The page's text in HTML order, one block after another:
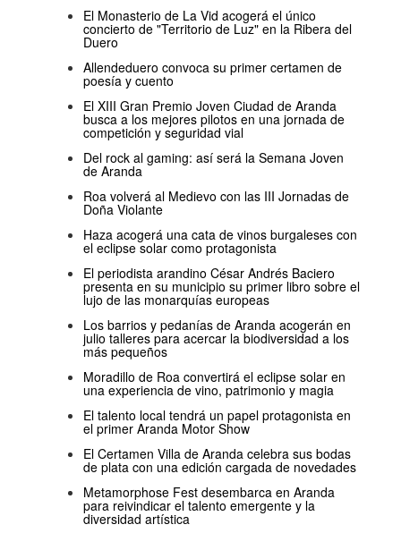
El Monasterio de La Vid acogerá el único
concierto de "Territorio de Luz" en la Ribera del
Duero
Allendeduero convoca su primer certamen de
poesía y cuento
El XIII Gran Premio Joven Ciudad de Aranda
busca a los mejores pilotos en una jornada de
competición y seguridad vial
Del rock al gaming: así será la Semana Joven
de Aranda
Roa volverá al Medievo con las III Jornadas de
Doña Violante
Haza acogerá una cata de vinos burgaleses con
el eclipse solar como protagonista
El periodista arandino César Andrés Baciero
presenta en su municipio su primer libro sobre el
lujo de las monarquías europeas
Los barrios y pedanías de Aranda acogerán en
julio talleres para acercar la biodiversidad a los
más pequeños
Moradillo de Roa convertirá el eclipse solar en
una experiencia de vino, patrimonio y magia
El talento local tendrá un papel protagonista en
el primer Aranda Motor Show
El Certamen Villa de Aranda celebra sus bodas
de plata con una edición cargada de novedades
Metamorphose Fest desembarca en Aranda
para reivindicar el talento emergente y la
diversidad artística